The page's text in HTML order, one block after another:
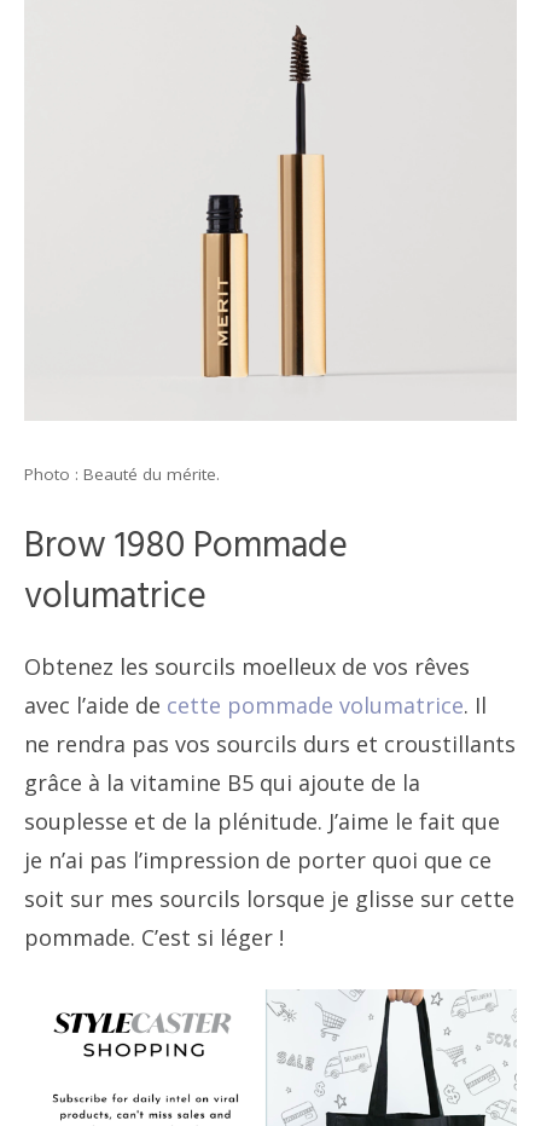
Photo : Beauté du mérite.
Brow 1980 Pommade
volumatrice
Obtenez les sourcils moelleux de vos rêves
avec l’aide de cette pommade volumatrice. Il
ne rendra pas vos sourcils durs et croustillants
grâce à la vitamine B5 qui ajoute de la
souplesse et de la plénitude. J’aime le fait que
je n’ai pas l’impression de porter quoi que ce
soit sur mes sourcils lorsque je glisse sur cette
pommade. C’est si léger !